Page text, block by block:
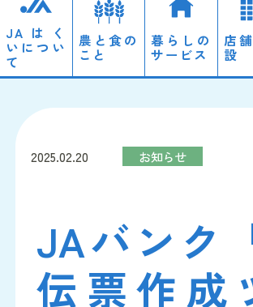
JAはく
いについ
て
経営理念・概要
採用情報
農と食の
こと
営農情報
暮らしの
サービス
ローン
JAやすらぎ会館「天照」
店
設
2025.02.20 お知らせ
JAバンク
伝票作成